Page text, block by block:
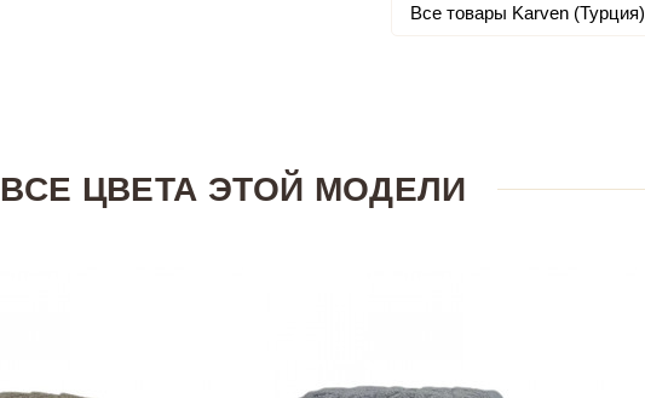
Все товары Karven (Турция)
ВСЕ ЦВЕТА ЭТОЙ МОДЕЛИ